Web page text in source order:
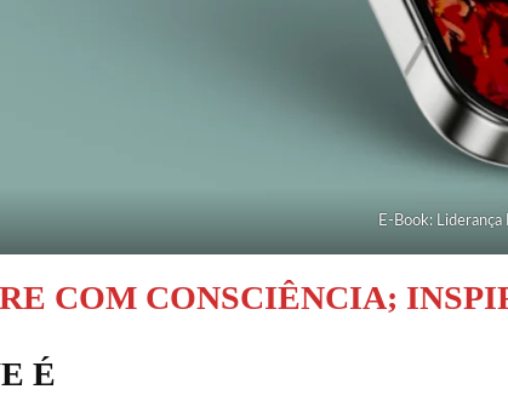
E-Book: Liderança
COM CONSCIÊNCIA;
É